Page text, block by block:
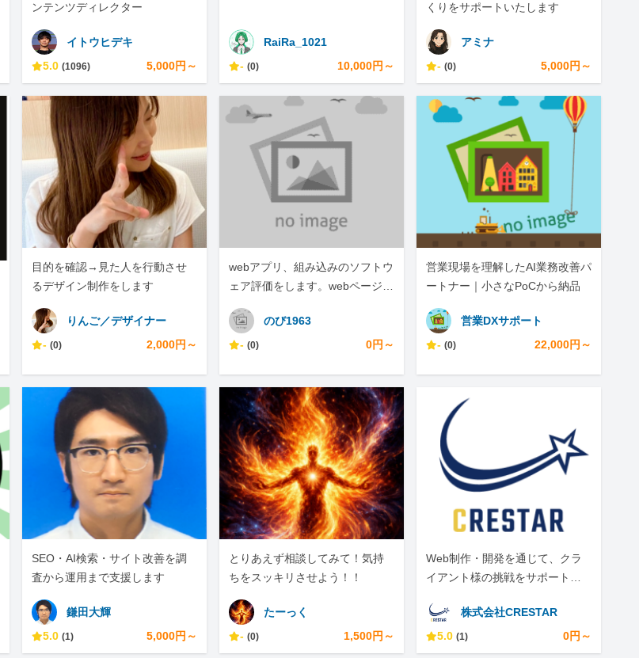
ンテンツディレクター
イトウヒデキ
5.0 (1096) 5,000円～
RaiRa_1021
- (0) 10,000円～
くりをサポートいたします
アミナ
- (0) 5,000円～
目的を確認→見た人を行動させ
るデザイン制作をします
りんご／デザイナー
- (0) 2,000円～
webアプリ、組み込みのソフトウ
ェア評価をします。webページの
のび1963
- (0) 0円～
営業現場を理解したAI業務改善パ
ートナー｜小さなPoCから納品
営業DXサポート
- (0) 22,000円～
SEO・AI検索・サイト改善を調
査から運用まで支援します
鎌田大輝
5.0 (1) 5,000円～
とりあえず相談してみて！気持
ちをスッキリさせよう！！
たーっく
- (0) 1,500円～
Web制作・開発を通じて、クラ
イアント様の挑戦をサポートし
株式会社CRESTAR
5.0 (1) 0円～